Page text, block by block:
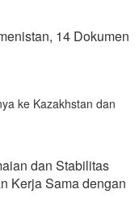
14 Dokumen
ke Kazakhstan dan
dan Stabilitas
Kerja Sama dengan